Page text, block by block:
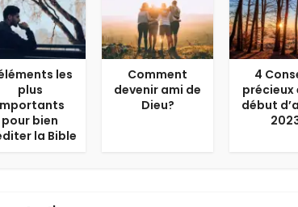
les
plus
pour bien
la Bible
Comment
devenir ami de
Dieu?
4
précieux
début